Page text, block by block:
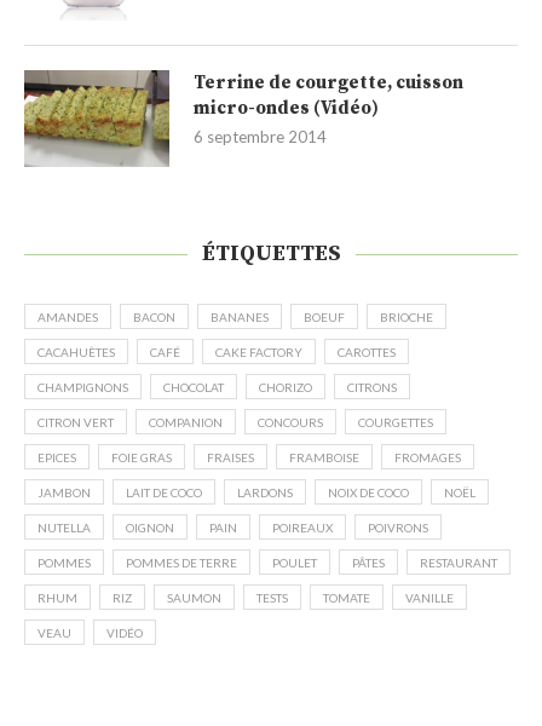
Terrine de courgette, cuisson
micro-ondes (Vidéo)
6 septembre 2014
ÉTIQUETTES
AMANDES BACON BANANES BOEUF BRIOCHE
CACAHUÈTES CAFÉ CAKE FACTORY CAROTTES
CHAMPIGNONS CHOCOLAT CHORIZO CITRONS
CITRON VERT COMPANION CONCOURS COURGETTES
EPICES FOIE GRAS FRAISES FRAMBOISE FROMAGES
JAMBON LAIT DE COCO LARDONS NOIX DE COCO NOËL
NUTELLA OIGNON PAIN POIREAUX POIVRONS
POMMES POMMES DE TERRE POULET PÂTES RESTAURANT
RHUM RIZ SAUMON TESTS TOMATE VANILLE
VEAU VIDÉO